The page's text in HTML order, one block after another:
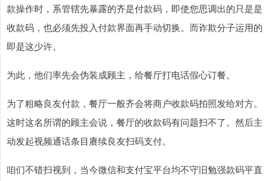
款操作时，系管辖先暴露的齐是付款码，即使您思调出的只是是
收款码，也必须先投入付款界面再手动切换。而诈欺分子运用的
即是这少许。
为此，他们率先会伪装成顾主，给餐厅打电话假心订餐。
为了粗略良友付款，餐厅一般齐会将商户收款码拍照发给对方。
这时这名所谓的顾主会说，餐厅的收款码有问题扫不了。然后主
动发起视频通话条目赓续良友扫码支付。
咱们不错扫视到，当今微信和支付宝平台均不守旧勉强款码平直